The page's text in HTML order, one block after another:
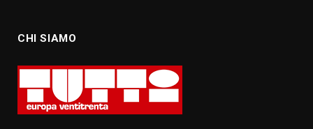
CHI SIAMO